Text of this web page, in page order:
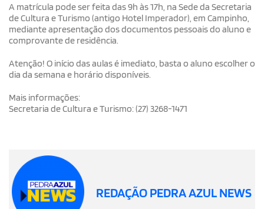
A matrícula pode ser feita das 9h às 17h, na Sede da Secretaria
de Cultura e Turismo (antigo Hotel Imperador), em Campinho,
mediante apresentação dos documentos pessoais do aluno e
comprovante de residência.
Atenção! O início das aulas é imediato, basta o aluno escolher o
dia da semana e horário disponíveis.
Mais informações:
Secretaria de Cultura e Turismo: (27) 3268-1471
REDAÇÃO PEDRA AZUL NEWS